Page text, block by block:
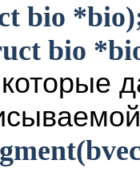
bio
bio